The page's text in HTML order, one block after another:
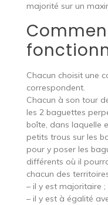
majorité sur un
Chacun choisit une
correspondent.
Chacun à son tour
les 2 baguettes
boîte, dans laquelle
petits trous sur les
pour y poser les
différents où il
chacun des
– il y est majoritaire ;
– il y est à égalité